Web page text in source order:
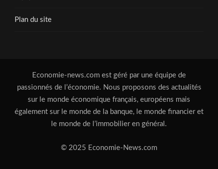
Plan du site
Economie-news.com est géré par une équipe de
passionnés de l’économie. Nous proposons des actualités
sur le monde économique français, européens mais
également sur le monde de la banque, le monde financier et
le monde de l’immobilier en général.
© 2025 Economie-News.com